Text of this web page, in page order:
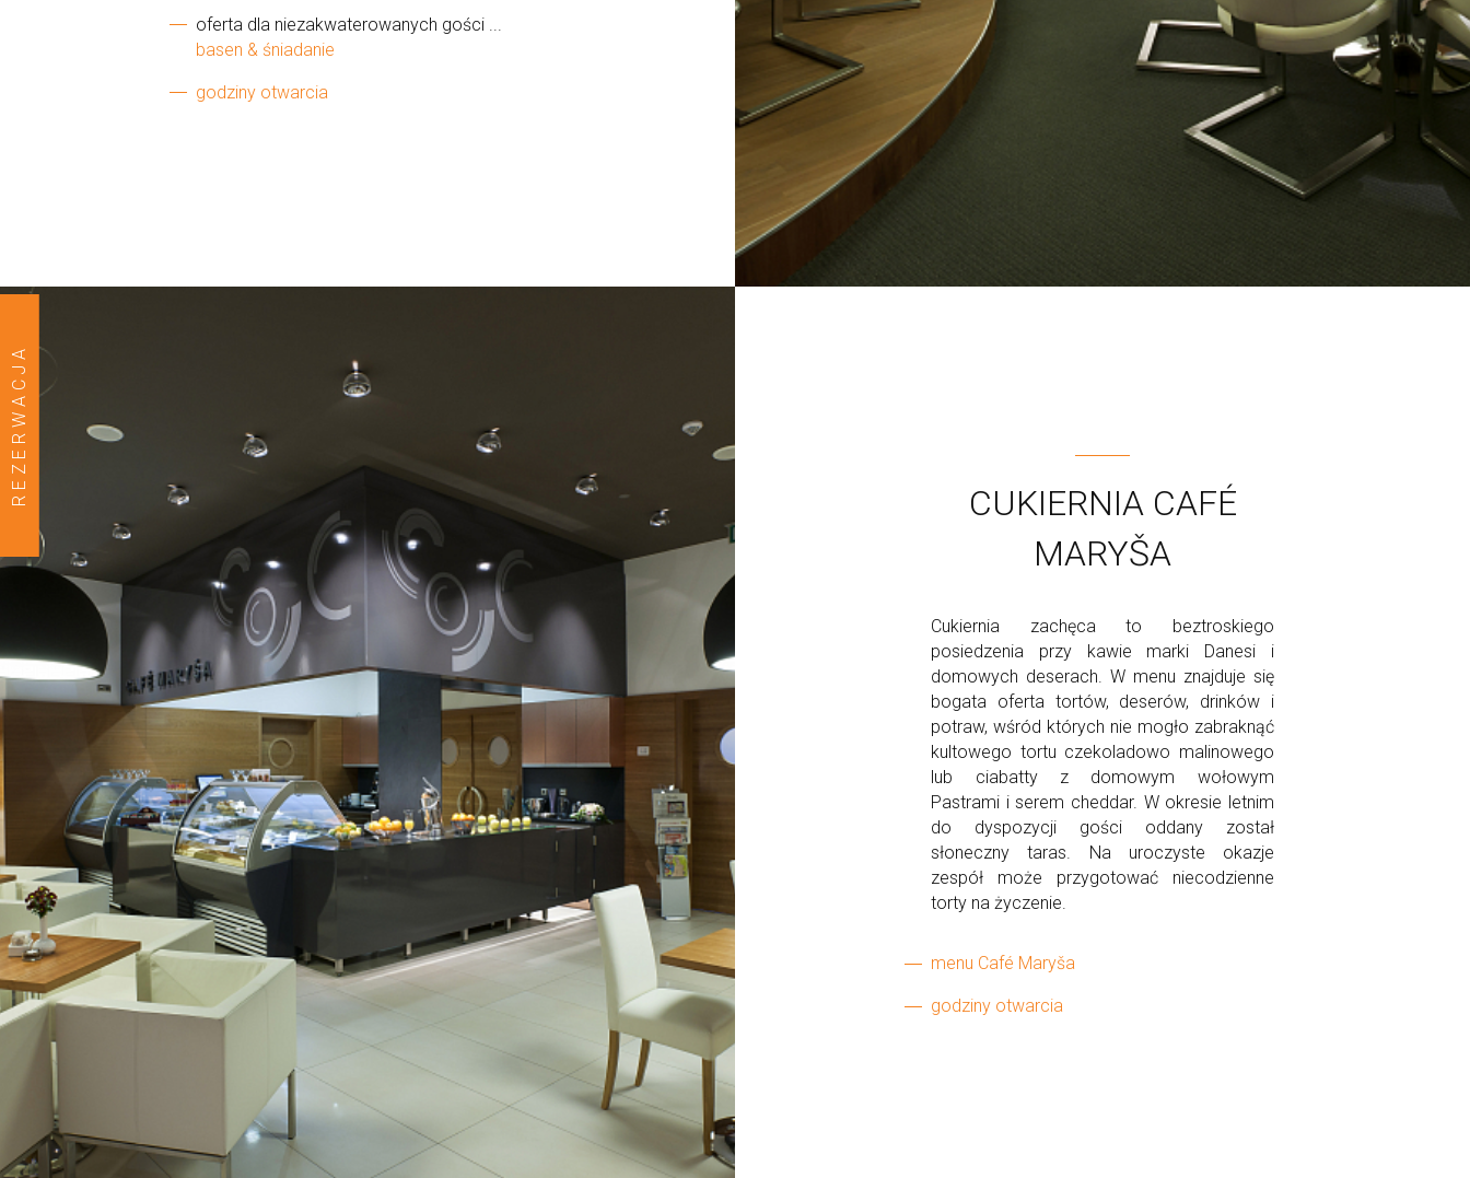
oferta dla niezakwaterowanych gości ...
basen & śniadanie
godziny otwarcia
CUKIERNIA CAFÉ
MARYŠA
Cukiernia zachęca to beztroskiego
posiedzenia przy kawie marki Danesi i
domowych deserach. W menu znajduje się
bogata oferta tortów, deserów, drinków i
potraw, wśród których nie mogło zabraknąć
kultowego tortu czekoladowo malinowego
lub ciabatty z domowym wołowym
Pastrami i serem cheddar. W okresie letnim
do dyspozycji gości oddany został
słoneczny taras. Na uroczyste okazje
zespół może przygotować niecodzienne
torty na życzenie.
menu Café Maryša
godziny otwarcia
REZERWACJA